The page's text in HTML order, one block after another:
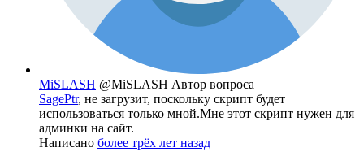
MiSLASH @MiSLASH Автор вопроса
SagePtr, не загрузит, поскольку скрипт будет
использоваться только мной.Мне этот скрипт нужен для
админки на сайт.
Написано более трёх лет назад